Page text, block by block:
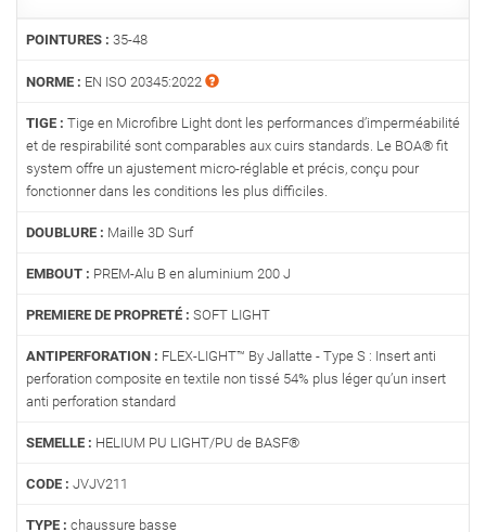
POINTURES : 35-48
NORME : EN ISO 20345:2022
TIGE : Tige en Microfibre Light dont les performances d’imperméabilité
et de respirabilité sont comparables aux cuirs standards. Le BOA® fit
system offre un ajustement micro-réglable et précis, conçu pour
fonctionner dans les conditions les plus difficiles.
DOUBLURE : Maille 3D Surf
EMBOUT : PREM-Alu B en aluminium 200 J
PREMIERE DE PROPRETÉ : SOFT LIGHT
ANTIPERFORATION : FLEX-LIGHT™ By Jallatte - Type S : Insert anti
perforation composite en textile non tissé 54% plus léger qu’un insert
anti perforation standard
SEMELLE : HELIUM PU LIGHT/PU de BASF®
CODE : JVJV211
TYPE : chaussure basse